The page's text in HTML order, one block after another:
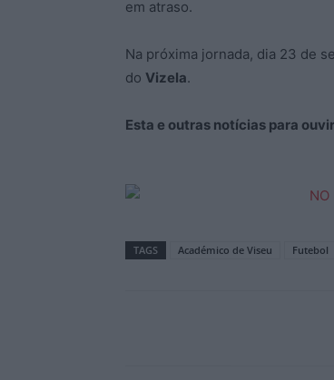
em atraso.
Na próxima jornada, dia 23 de
do Vizela.
Esta e outras notícias para
TAGS Académico de Viseu Futebol